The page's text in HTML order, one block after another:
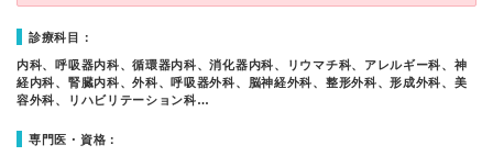
診療科目：
内科、呼吸器内科、循環器内科、消化器内科、リウマチ科、アレルギー科、神
経内科、腎臓内科、外科、呼吸器外科、脳神経外科、整形外科、形成外科、美
容外科、リハビリテーション科…
専門医・資格：